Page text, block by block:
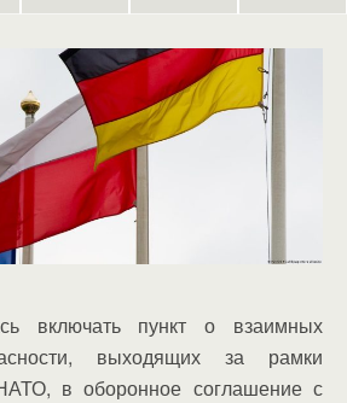
включать пункт о взаимных
выходящих за рамки
в оборонное соглашение с